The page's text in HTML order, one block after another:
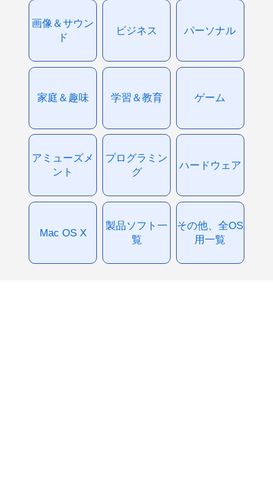
画像＆サウン
ド
ビジネス パーソナル
家庭＆趣味 学習＆教育 ゲーム
アミューズメ
ント
プログラミン
グ
ハードウェア
Mac OS X
製品ソフト一
覧
その他、全OS
用一覧